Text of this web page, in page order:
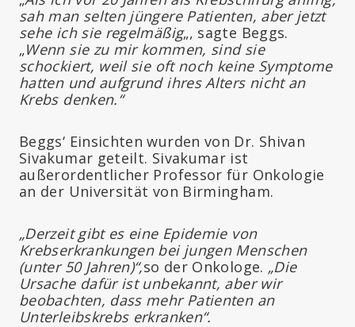
sah man selten jüngere Patienten, aber jetzt
sehe ich sie regelmäßig„, sagte Beggs.
„Wenn sie zu mir kommen, sind sie
schockiert, weil sie oft noch keine Symptome
hatten und aufgrund ihres Alters nicht an
Krebs denken.“
Beggs‘ Einsichten wurden von Dr. Shivan
Sivakumar geteilt. Sivakumar ist
außerordentlicher Professor für Onkologie
an der Universität von Birmingham.
„Derzeit gibt es eine Epidemie von
Krebserkrankungen bei jungen Menschen
(unter 50 Jahren)“,so der Onkologe. „Die
Ursache dafür ist unbekannt, aber wir
beobachten, dass mehr Patienten an
Unterleibskrebs erkranken“.